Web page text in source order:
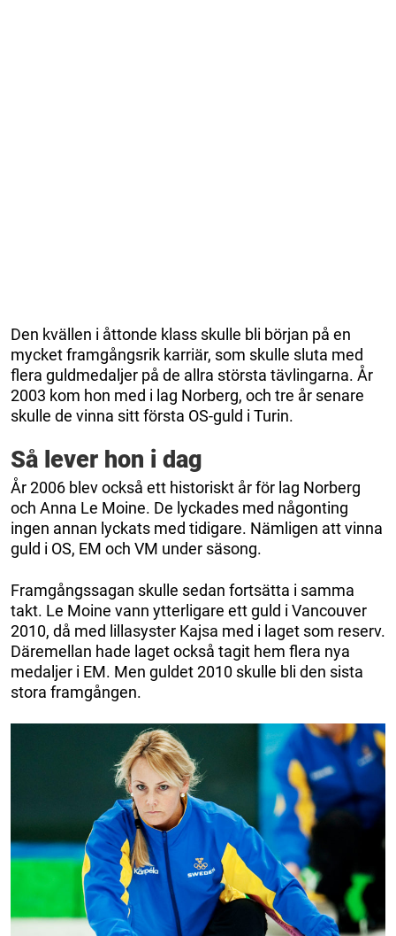
Den kvällen i åttonde klass skulle bli början på en
mycket framgångsrik karriär, som skulle sluta med
flera guldmedaljer på de allra största tävlingarna. År
2003 kom hon med i lag Norberg, och tre år senare
skulle de vinna sitt första OS-guld i Turin.
Så lever hon i dag
År 2006 blev också ett historiskt år för lag Norberg
och Anna Le Moine. De lyckades med någonting
ingen annan lyckats med tidigare. Nämligen att vinna
guld i OS, EM och VM under säsong.
Framgångssagan skulle sedan fortsätta i samma
takt. Le Moine vann ytterligare ett guld i Vancouver
2010, då med lillasyster Kajsa med i laget som reserv.
Däremellan hade laget också tagit hem flera nya
medaljer i EM. Men guldet 2010 skulle bli den sista
stora framgången.